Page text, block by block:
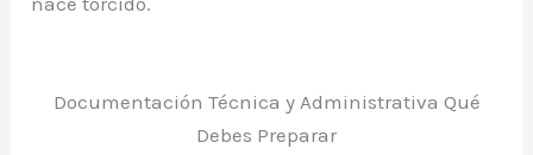
Documentación Técnica y Administrativa Qué
Debes Preparar